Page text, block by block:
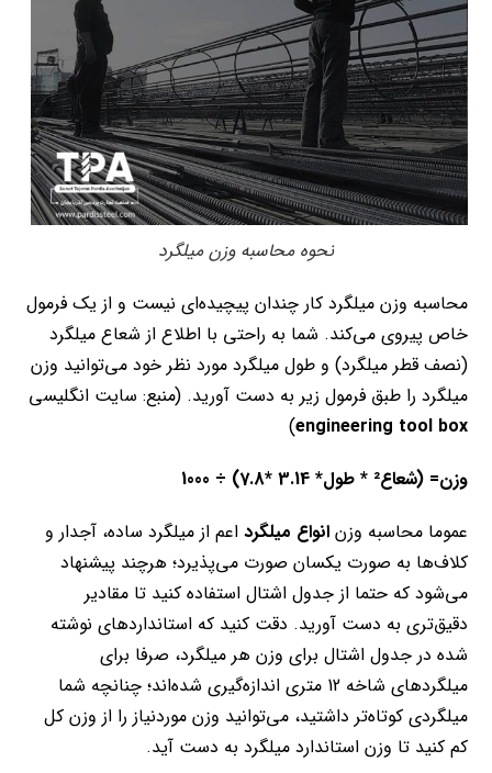
نحوه محاسبه وزن میلگرد
محاسبه وزن میلگرد کار چندان پیچیده‌ای نیست و از یک فرمول
خاص پیروی می‌کند. شما به راحتی با اطلاع از شعاع میلگرد
(نصف قطر میلگرد) و طول میلگرد مورد نظر خود می‌توانید وزن
میلگرد را طبق فرمول زیر به دست آورید. (منبع: سایت انگلیسی
engineering tool box
)
وزن= (شعاع² * طول* 3.14 *7.8) ÷ 1000
عموما محاسبه وزنانواع میلگرد اعم از میلگرد ساده، آجدار و
کلاف‌ها به صورت یکسان صورت می‌پذیرد؛ هرچند پیشنهاد
می‌شود که حتما از جدول اشتال استفاده کنید تا مقادیر
دقیق‌تری به دست آورید. دقت کنید که استانداردهای نوشته
شده در جدول اشتال برای وزن هر میلگرد، صرفا برای
میلگردهای شاخه 12 متری اندازه‌گیری شده‌اند؛ چنانچه شما
میلگردی کوتاه‌تر داشتید، می‌توانید وزن موردنیاز را از وزن کل
کم کنید تا وزن استاندارد میلگرد به دست آید.